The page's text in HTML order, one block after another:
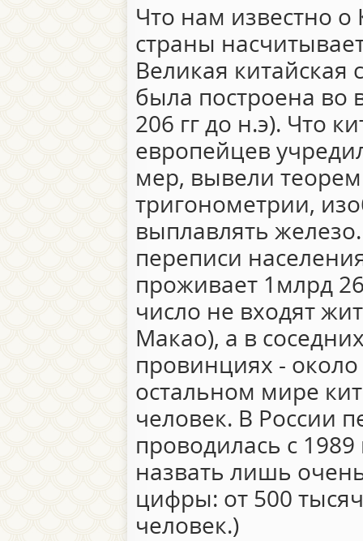
Что нам известно о
страны
Великая китайская
была построена во
206 гг до н.э). Что
европейцев
мер, вывели
тригонометрии,
выплавлять
переписи
проживает 1млрд
число не входят
Макао), а в
провинциях -
остальном мире
человек. В России
проводилась с
назвать лишь
цифры: от 500
человек.)